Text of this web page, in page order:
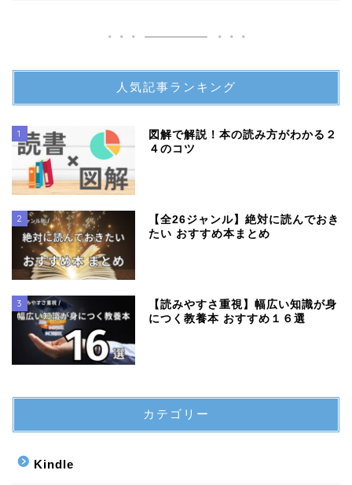
人気記事ランキング
1
図解で解説！本の読み方がわかる２
４のコツ
2
【全26ジャンル】絶対に読んでおき
たい おすすめ本まとめ
3
【読みやすさ重視】幅広い知識が身
につく教養本 おすすめ１６選
カテゴリー
Kindle